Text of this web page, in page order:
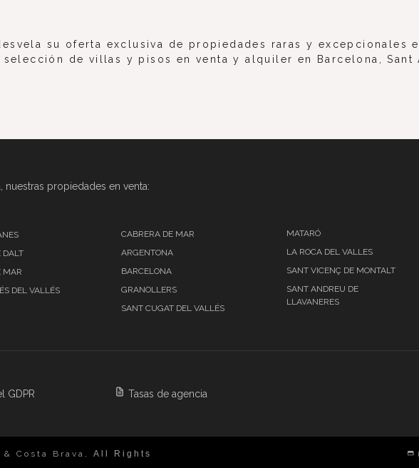
su oferta exclusiva de propiedades raras y excepcionales
selección de villas y pisos en venta y alquiler en Barcelona, Sant
nuestras propiedades en venta:
DALT
MAR
DEL VALLÉS
CABRERA DE MAR
ARGENTONA
BARCELONA
GRANOLLERS
SANT CUGAT DEL VALLÉS
MATARÓ
LA ROCA DEL VALLES
SANT VICENÇ DE MONTALT
SANT ANDREU DE
LLAVANERES
GDPR Tasas de agencia
Costa Brava, All Rights